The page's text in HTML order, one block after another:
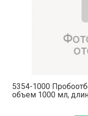
5354-1000
объем 1000 мл,